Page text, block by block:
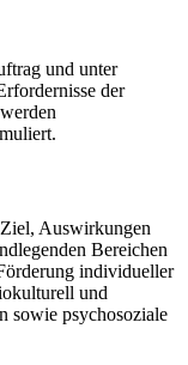
und unter
der
Auswirkungen
Bereichen
individueller
und
sowie psychosoziale